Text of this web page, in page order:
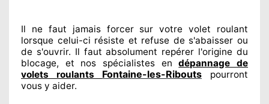
Il ne faut jamais forcer sur votre volet roulant
lorsque celui-ci résiste et refuse de s'abaisser ou
de s'ouvrir. Il faut absolument repérer l'origine du
blocage, et nos spécialistes endépannage de
volets roulants Fontaine-les-Ribouts
pourront
vous y aider.